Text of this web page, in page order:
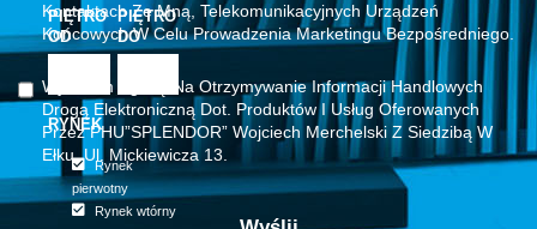
PIĘTRO
OD
PIĘTRO
DO
RYNEK
Rynek
pierwotny
Rynek wtórny
Kontaktach Ze Mną, Telekomunikacyjnych Urządzeń
Końcowych W Celu Prowadzenia Marketingu Bezpośredniego.
Wyrażam Zgodę Na Otrzymywanie Informacji Handlowych
Drogą Elektroniczną Dot. Produktów I Usług Oferowanych
Przez PHU”SPLENDOR” Wojciech Merchelski Z Siedzibą W
Ełku, Ul. Mickiewicza 13.